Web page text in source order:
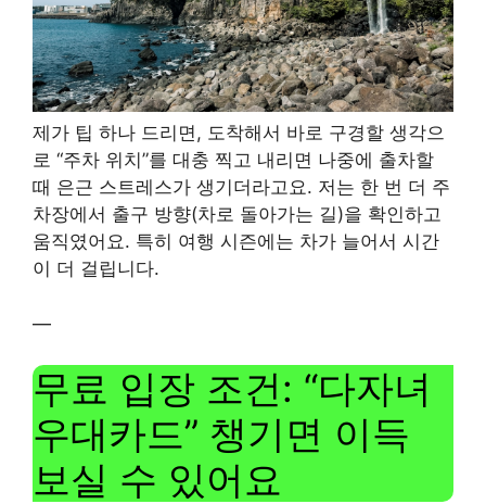
제가 팁 하나 드리면, 도착해서 바로 구경할 생각으
로 “주차 위치”를 대충 찍고 내리면 나중에 출차할
때 은근 스트레스가 생기더라고요. 저는 한 번 더 주
차장에서 출구 방향(차로 돌아가는 길)을 확인하고
움직였어요. 특히 여행 시즌에는 차가 늘어서 시간
이 더 걸립니다.
—
무료 입장 조건: “다자녀
우대카드” 챙기면 이득
보실 수 있어요